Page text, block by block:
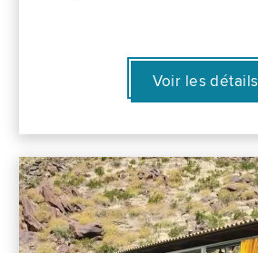
Voir les détails